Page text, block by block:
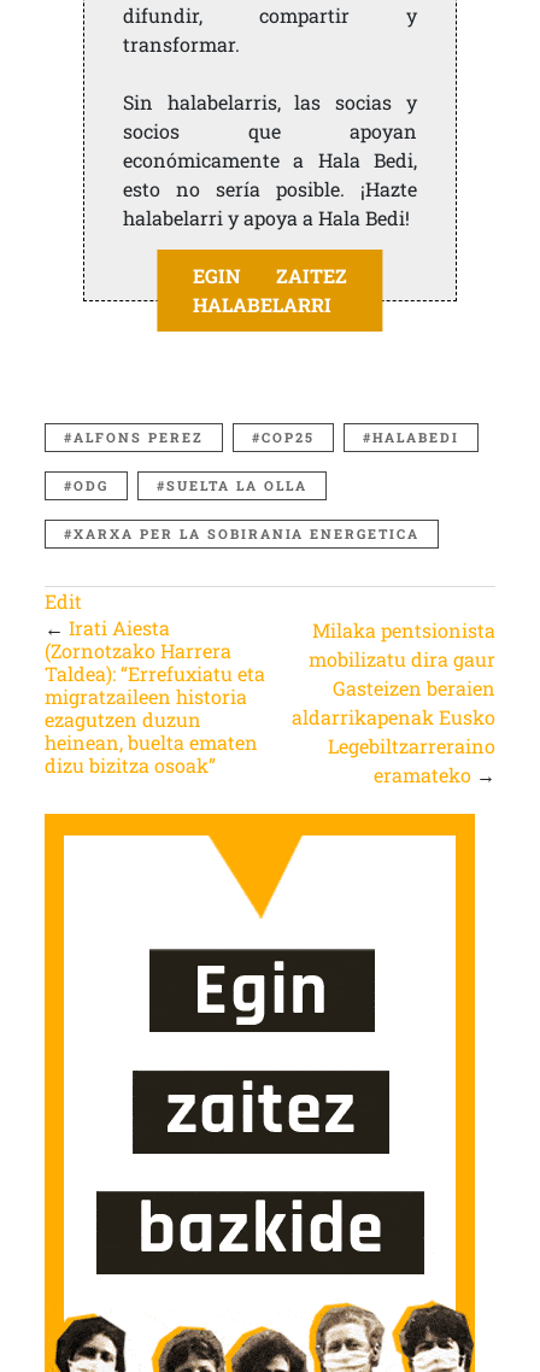
difundir, compartir y
transformar.
Sin halabelarris, las socias y
socios que apoyan
económicamente a Hala Bedi,
esto no sería posible. ¡Hazte
halabelarri y apoya a Hala Bedi!
EGIN ZAITEZ
HALABELARRI
ALFONS PEREZ COP25 HALABEDI
ODG SUELTA LA OLLA
XARXA PER LA SOBIRANIA ENERGETICA
Edit
← Irati Aiesta
(Zornotzako Harrera
Taldea): “Errefuxiatu eta
migratzaileen historia
ezagutzen duzun
heinean, buelta ematen
dizu bizitza osoak”
Milaka pentsionista
mobilizatu dira gaur
Gasteizen beraien
aldarrikapenak Eusko
Legebiltzarreraino
eramateko →